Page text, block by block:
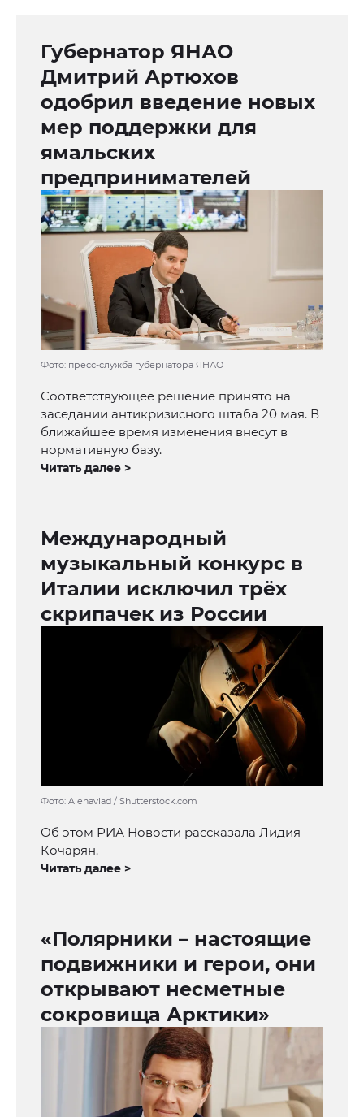
Губернатор ЯНАО
Дмитрий Артюхов
одобрил введение новых
мер поддержки для
ямальских
предпринимателей
Фото: пресс-служба губернатора ЯНАО
Соответствующее решение принято на
заседании антикризисного штаба 20 мая. В
ближайшее время изменения внесут в
нормативную базу.
Читать далее >
Международный
музыкальный конкурс в
Италии исключил трёх
скрипачек из России
Фото: Alenavlad / Shutterstock.com
Об этом РИА Новости рассказала Лидия
Кочарян.
Читать далее >
«Полярники – настоящие
подвижники и герои, они
открывают несметные
сокровища Арктики»